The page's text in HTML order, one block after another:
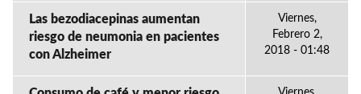
Las bezodiacepinas aumentan
riesgo de neumonia en pacientes
con Alzheimer
Viernes,
Febrero 2,
2018 - 01:48